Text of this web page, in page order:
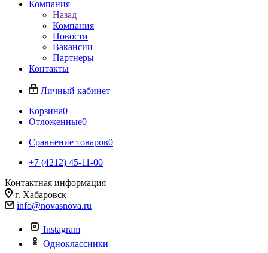
Компания
Назад
Компания
Новости
Вакансии
Партнеры
Контакты
Личный кабинет
Корзина0
Отложенные0
Сравнение товаров0
+7 (4212) 45-11-00
Контактная информация
г. Хабаровск
info@novasnova.ru
Instagram
Одноклассники